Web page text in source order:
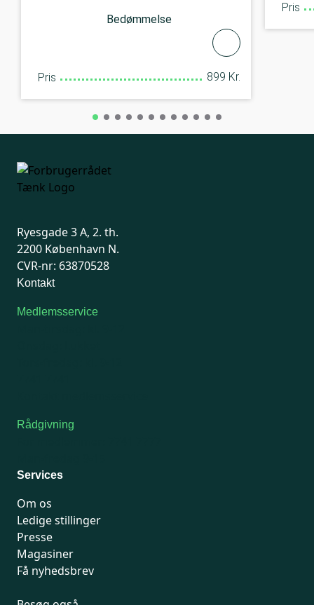
Bedømmelse
Pris 899 Kr.
Pris
Ryesgade 3 A, 2. th.
2200 København N.
CVR-nr: 63870528
Kontakt
Medlemsservice
Rådgivning
Services
Om os
Ledige stillinger
Presse
Magasiner
Få nyhedsbrev